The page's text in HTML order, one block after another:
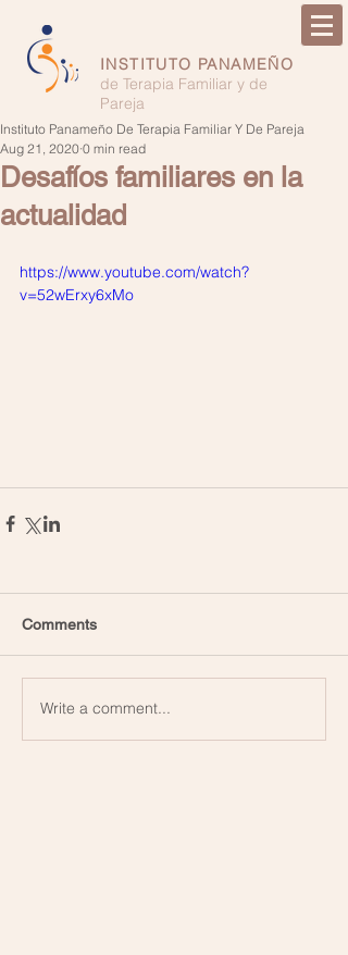
INSTITUTO PANAMEÑO
de Terapia Familiar y de
Pareja
Desafíos familiares en la
actualidad
Instituto Panameño De Terapia Familiar Y De Pareja
Aug 21, 2020 0 min read
https://www.youtube.com/watch?
v=52wErxy6xMo
Comments
Write a comment...